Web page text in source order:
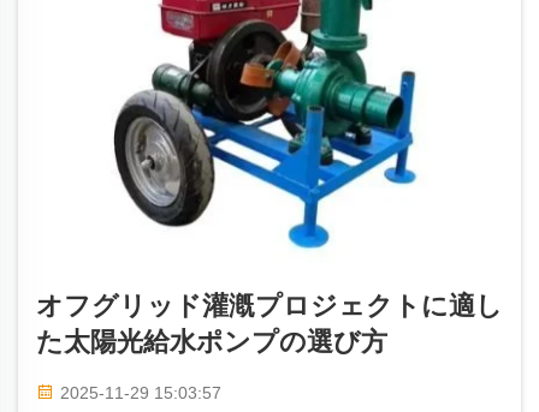
オフグリッド灌漑プロジェクトに適し
た太陽光給水ポンプの選び方
2025-11-29 15:03:57